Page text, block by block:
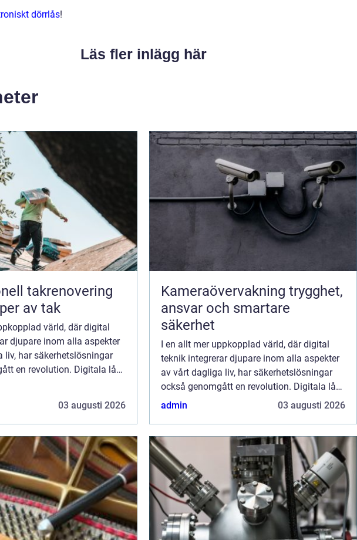
dörrlås!
Läs fler inlägg här
takrenovering
av tak
värld, där digital
djupare inom alla aspekter
liv, har säkerhetslösningar
en revolution. Digitala lås
03 augusti 2026
Kameraövervakning trygghet,
ansvar och smartare
säkerhet
I en allt mer uppkopplad värld, där digital
teknik integrerar djupare inom alla aspekter
av vårt dagliga liv, har säkerhetslösningar
också genomgått en revolution. Digitala lås
har på relativt kort ti...
admin 03 augusti 2026